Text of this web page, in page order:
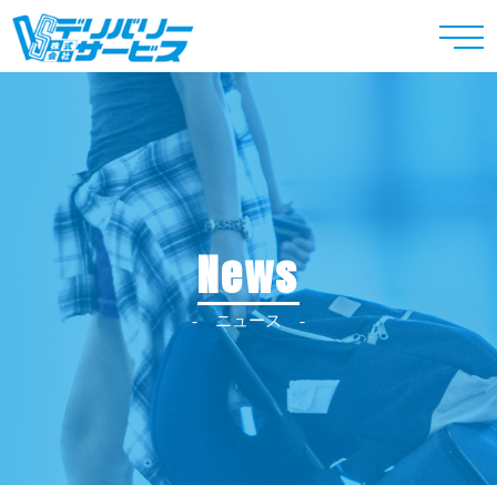
News
ニュース